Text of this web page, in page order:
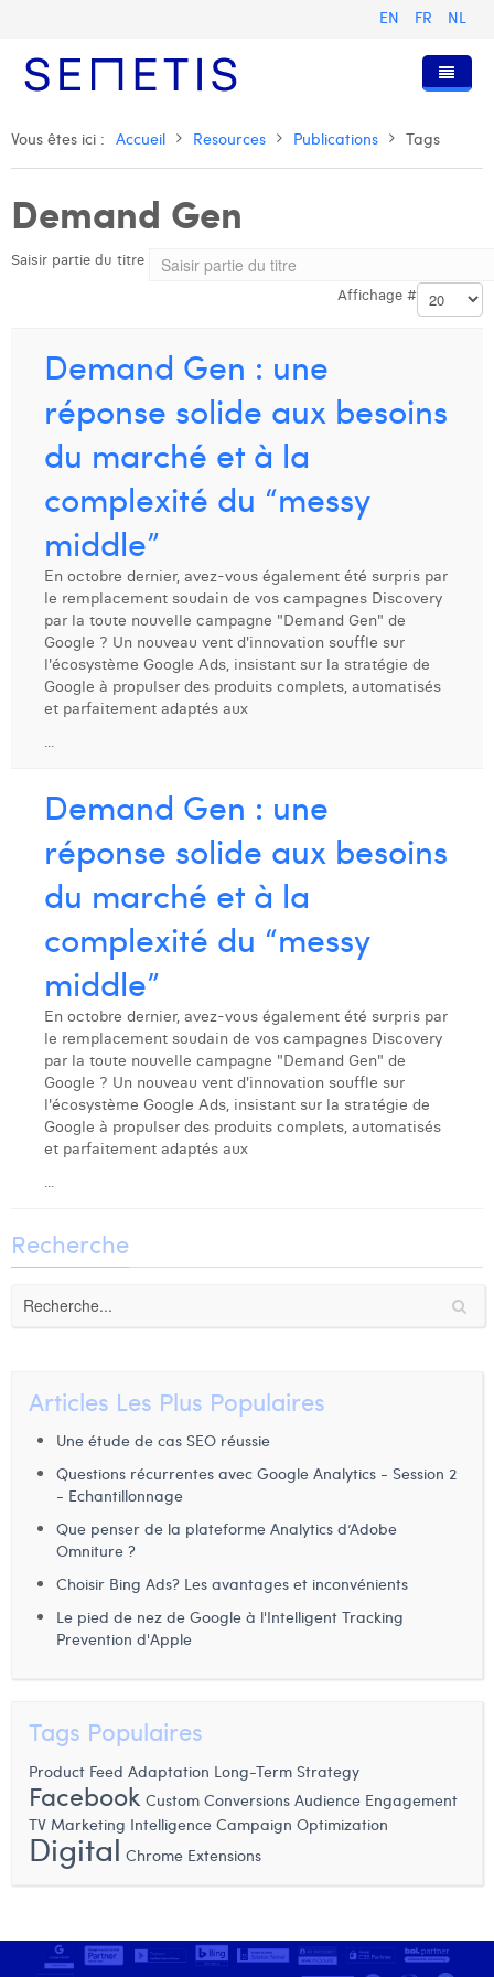
EN FR NL
Accueil
Services
Publicité Digitale
Digital Business Intelligence
Formations
Qui sommes-nous ?
Notre histoire
Anouk Allegaert
Arthur Collard
Camille Servais
Charlie Deschamps
Dhan Claes
Diane Tremouroux
Edouard Polet
Elio Civalleri
Eliott Pousset
Floriane Defacqz
Hanne Van Loock
Janne Beke
Jonas Geiregat
Justine Cremer
Laura Rooseleer
Laura Verhelst
Lena Pignoloni
Leonard Dierickx
Linda Kraim
Lisa Protin
Lore Fierens
Manon Houppertz
Margaux Snakkers
Mathias Segers
Matthias Langenaeker
Ninon Chevalier
Pieter Maesmans
Sebastiaan Reeskamp
Sven Bosschem
Thomas Kurevic
Victor Hayot
Nos valeurs
Omnicom Media Group
Certifications
Ressources
Présentations et Cas
Communiqués de presse
Rejoignez-nous
Digital Business Consultant NL
Digital Business Analyst
Digital Business Intern
Contact
Vous êtes ici : Accueil Resources Publications Tags
Demand Gen
Saisir partie du titre
Affichage #
Demand Gen : une
réponse solide aux besoins
du marché et à la
complexité du “messy
middle”
En octobre dernier, avez-vous également été surpris par
le remplacement soudain de vos campagnes Discovery
par la toute nouvelle campagne "Demand Gen" de
Google ? Un nouveau vent d'innovation souffle sur
l'écosystème Google Ads, insistant sur la stratégie de
Google à propulser des produits complets, automatisés
et parfaitement adaptés aux
...
Demand Gen : une
réponse solide aux besoins
du marché et à la
complexité du “messy
middle”
En octobre dernier, avez-vous également été surpris par
le remplacement soudain de vos campagnes Discovery
par la toute nouvelle campagne "Demand Gen" de
Google ? Un nouveau vent d'innovation souffle sur
l'écosystème Google Ads, insistant sur la stratégie de
Google à propulser des produits complets, automatisés
et parfaitement adaptés aux
...
Recherche
Articles Les Plus Populaires
Une étude de cas SEO réussie
Questions récurrentes avec Google Analytics - Session 2
- Echantillonnage
Que penser de la plateforme Analytics d’Adobe
Omniture ?
Choisir Bing Ads? Les avantages et inconvénients
Le pied de nez de Google à l'Intelligent Tracking
Prevention d'Apple
Tags Populaires
Product Feed Adaptation Long-Term Strategy
Facebook Custom Conversions Audience Engagement
TV Marketing Intelligence Campaign Optimization
Digital Chrome Extensions